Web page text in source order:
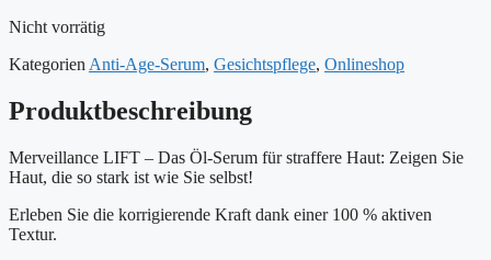
Nicht vorrätig
Kategorien Anti-Age-Serum, Gesichtspflege, Onlineshop
Produktbeschreibung
Merveillance LIFT – Das Öl-Serum für straffere Haut: Zeigen Sie
Haut, die so stark ist wie Sie selbst!
Erleben Sie die korrigierende Kraft dank einer 100 % aktiven
Textur.